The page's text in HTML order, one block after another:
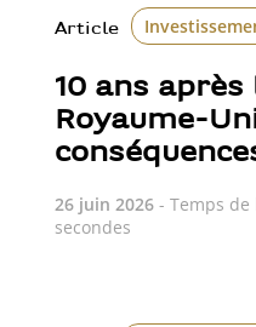
Article
10 ans après
Royaume-
26 juin 2026- Temps de
secondes